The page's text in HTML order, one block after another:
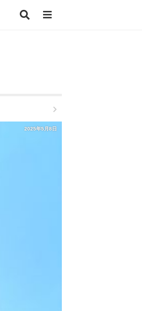
2025年5月8日